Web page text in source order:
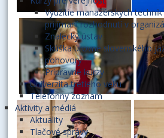
Využitie manažérskych
prijímaní rozhodnutí v
Znalecký ústav
Skúška úrovne slovenského
pohovory
Prípravné kurzy
Univerzita tretieho veku
Telefónny zoznam
Aktivity a médiá
Aktuality
Tlačové správy